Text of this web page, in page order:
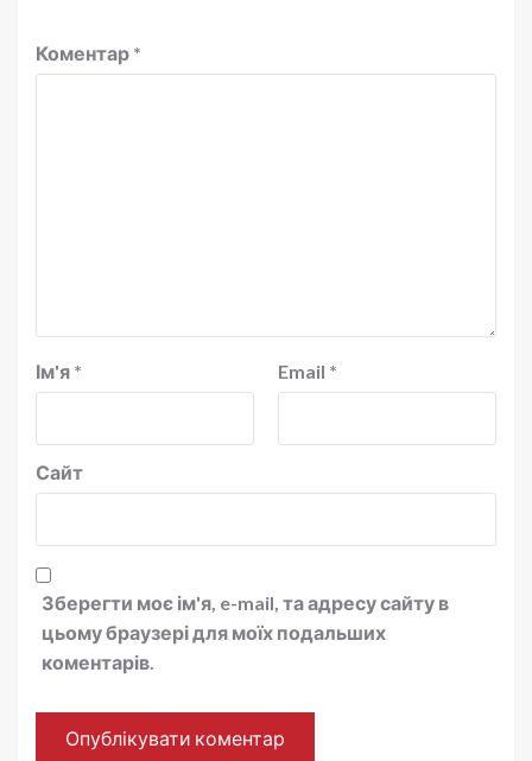
Коментар *
Ім'я * Email *
Сайт
Зберегти моє ім'я, e-mail, та адресу сайту в
цьому браузері для моїх подальших
коментарів.